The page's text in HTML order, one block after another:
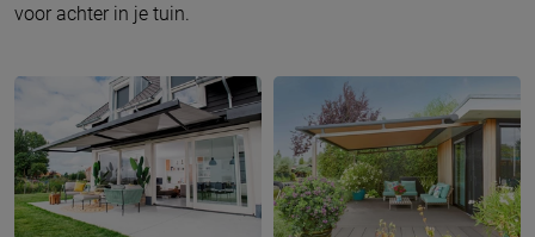
voor achter in je tuin.